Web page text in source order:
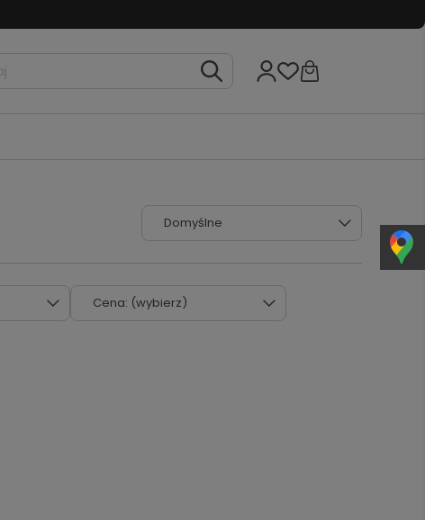
Cena: (wybierz)